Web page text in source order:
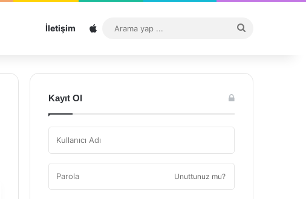
İletişim Sitemap
...
Kayıt Ol
Unuttunuz mu?